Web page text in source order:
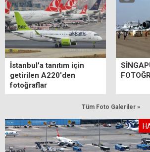
İstanbul'a tanıtım için
getirilen A220'den
fotoğraflar
Tüm Foto Galeriler »